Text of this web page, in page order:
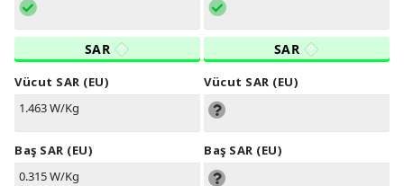
SAR
Vücut SAR (EU)
1.463 W/Kg
Baş SAR (EU)
0.315 W/Kg
SAR
Vücut SAR (EU)
Baş SAR (EU)